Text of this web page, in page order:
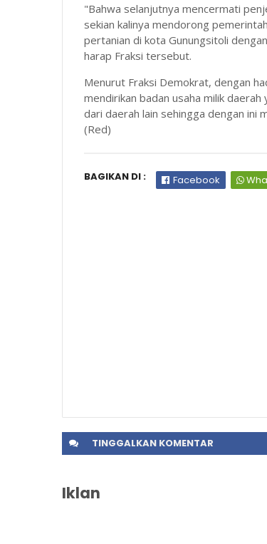
"Bahwa selanjutnya mencermati
sekian kalinya mendorong
pertanian di kota Gunungsitoli
harap Fraksi tersebut.
Menurut Fraksi Demokrat, dengan
mendirikan badan usaha milik
dari daerah lain sehingga dengan ini
(Red)
BAGIKAN DI : Facebook
TINGGALKAN KOMENTAR
Iklan